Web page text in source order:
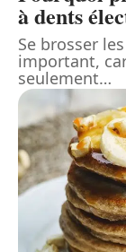
à dents
Se brosser
important,
seulement…